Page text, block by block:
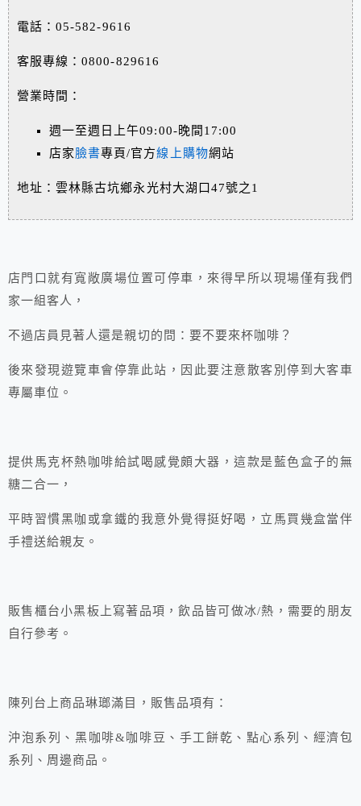
電話：05-582-9616
客服專線：0800-829616
營業時間：
週一至週日上午09:00-晚間17:00
店家臉書專頁/官方線上購物網站
地址：雲林縣古坑鄉永光村大湖口47號之1
店門口就有寬敞廣場位置可停車，來得早所以現場僅有我們
家一組客人，
不過店員見著人還是親切的問：要不要來杯咖啡？
後來發現遊覽車會停靠此站，因此要注意散客別停到大客車
專屬車位。
提供馬克杯熱咖啡給試喝感覺頗大器，這款是藍色盒子的無
糖二合一，
平時習慣黑咖或拿鐵的我意外覺得挺好喝，立馬買幾盒當伴
手禮送給親友。
販售櫃台小黑板上寫著品項，飲品皆可做冰/熱，需要的朋友
自行參考。
陳列台上商品琳瑯滿目，販售品項有：
沖泡系列、黑咖啡&咖啡豆、手工餅乾、點心系列、經濟包
系列、周邊商品。